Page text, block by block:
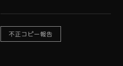
不正コピー報告